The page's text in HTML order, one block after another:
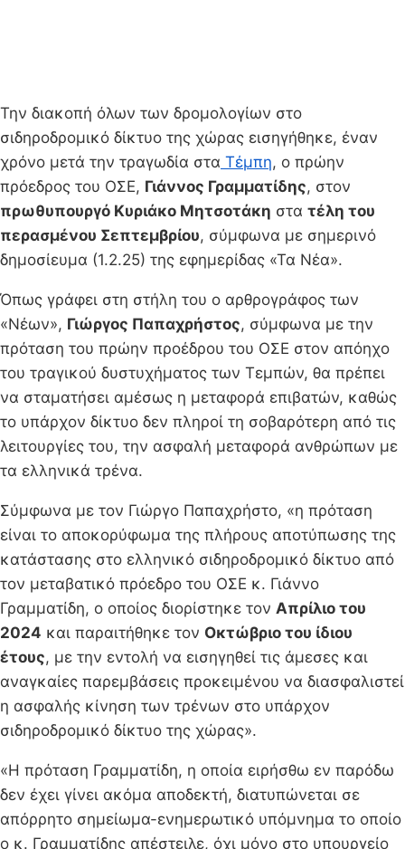
Την διακοπή όλων των δρομολογίων στο
σιδηροδρομικό δίκτυο της χώρας εισηγήθηκε, έναν
χρόνο μετά την τραγωδία στα Τέμπη, ο πρώην
πρόεδρος του ΟΣΕ, Γιάννος Γραμματίδης, στον
πρωθυπουργό Κυριάκο Μητσοτάκη στα τέλη του
περασμένου Σεπτεμβρίου, σύμφωνα με σημερινό
δημοσίευμα (1.2.25) της εφημερίδας «Τα Νέα».
Όπως γράφει στη στήλη του ο αρθρογράφος των
«Νέων», Γιώργος Παπαχρήστος, σύμφωνα με την
πρόταση του πρώην προέδρου του ΟΣΕ στον απόηχο
του τραγικού δυστυχήματος των Τεμπών, θα πρέπει
να σταματήσει αμέσως η μεταφορά επιβατών, καθώς
το υπάρχον δίκτυο δεν πληροί τη σοβαρότερη από τις
λειτουργίες του, την ασφαλή μεταφορά ανθρώπων με
τα ελληνικά τρένα.
Σύμφωνα με τον Γιώργο Παπαχρήστο, «η πρόταση
είναι το αποκορύφωμα της πλήρους αποτύπωσης της
κατάστασης στο ελληνικό σιδηροδρομικό δίκτυο από
τον μεταβατικό πρόεδρο του ΟΣΕ κ. Γιάννο
Γραμματίδη, ο οποίος διορίστηκε τον Απρίλιο του
2024 και παραιτήθηκε τον Οκτώβριο του ίδιου
έτους, με την εντολή να εισηγηθεί τις άμεσες και
αναγκαίες παρεμβάσεις προκειμένου να διασφαλιστεί
η ασφαλής κίνηση των τρένων στο υπάρχον
σιδηροδρομικό δίκτυο της χώρας».
«Η πρόταση Γραμματίδη, η οποία ειρήσθω εν παρόδω
δεν έχει γίνει ακόμα αποδεκτή, διατυπώνεται σε
απόρρητο σημείωμα-ενημερωτικό υπόμνημα το οποίο
ο κ. Γραμματίδης απέστειλε, όχι μόνο στο υπουργείο